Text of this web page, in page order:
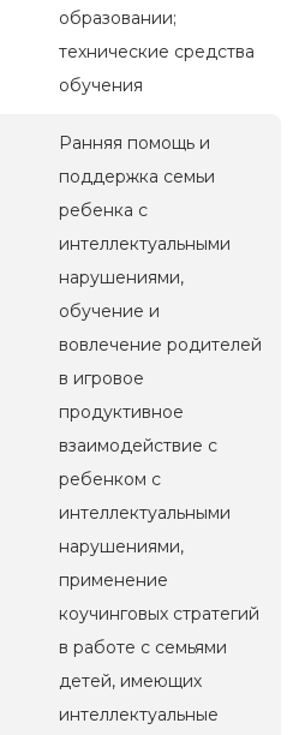
образовании;
технические средства
обучения
Ранняя помощь и
поддержка семьи
ребенка с
интеллектуальными
нарушениями,
обучение и
вовлечение родителей
в игровое
продуктивное
взаимодействие с
ребенком с
интеллектуальными
нарушениями,
применение
коучинговых стратегий
в работе с семьями
детей, имеющих
интеллектуальные